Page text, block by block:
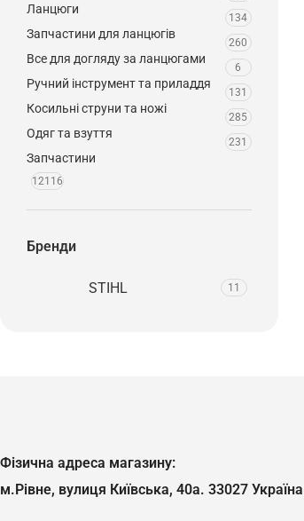
Ланцюги
134
Запчастини для ланцюгів
260
Все для догляду за ланцюгами
6
Ручний інструмент та приладдя
131
Косильні струни та ножі
285
Одяг та взуття
231
Запчастини
12116
Бренди
STIHL 11
Фізична адреса магазину:
м.Рівне, вулиця Київська, 40а. 33027 Україна